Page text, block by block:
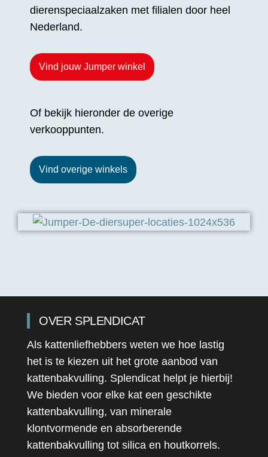
dierenspeciaalzaken met filialen door heel
Nederland.
Vind jouw Jumper winkel
Of bekijk hieronder de overige
verkooppunten.
Vind overige winkels
OVER SPLENDICAT
Als kattenliefhebbers weten we hoe lastig
het is te kiezen uit het grote aanbod van
kattenbakvulling. Splendicat helpt je hierbij!
We bieden voor elke kat een geschikte
kattenbakvulling, van minerale
klontvormende en absorberende
kattenbakvulling tot silica en houtkorrels.